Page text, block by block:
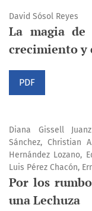
David Sósol Reyes
La magia de
crecimiento
PDF
Diana Gissell
Sánchez, Christian
Hernández Lozano,
Luis Pérez Chacón,
Por los
una Lechuza